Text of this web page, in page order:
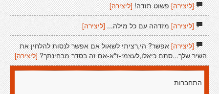
[ליצירה]פשוט תודה! [ליצירה]
[ליצירה]מזדהה עם כל מילה... [ליצירה]
[ליצירה]אפשר? הי,רציתי לשאול אם אפשר לנסות להלחין את
השיר שלך...סתם כיאלו,לעצמי-ז"א-אם זה בסדר מבחינתך? [ליצירה]
התחברות